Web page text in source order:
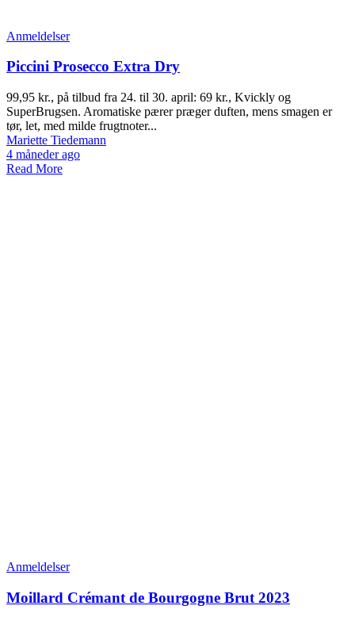
Anmeldelser
Piccini Prosecco Extra Dry
99,95 kr., på tilbud fra 24. til 30. april: 69 kr., Kvickly og
SuperBrugsen. Aromatiske pærer præger duften, mens smagen er
tør, let, med milde frugtnoter...
Mariette Tiedemann
4 måneder ago
Read More
Anmeldelser
Moillard Crémant de Bourgogne Brut 2023